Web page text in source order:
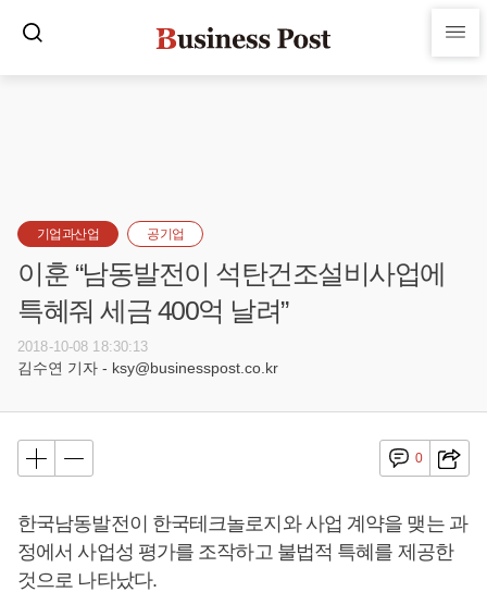
기업과산업 공기업
이훈 “남동발전이 석탄건조설비사업에
특혜줘 세금 400억 날려”
2018-10-08 18:30:13
김수연 기자 - ksy@businesspost.co.kr
0
한국남동발전이 한국테크놀로지와 사업 계약을 맺는 과
정에서 사업성 평가를 조작하고 불법적 특혜를 제공한
것으로 나타났다.